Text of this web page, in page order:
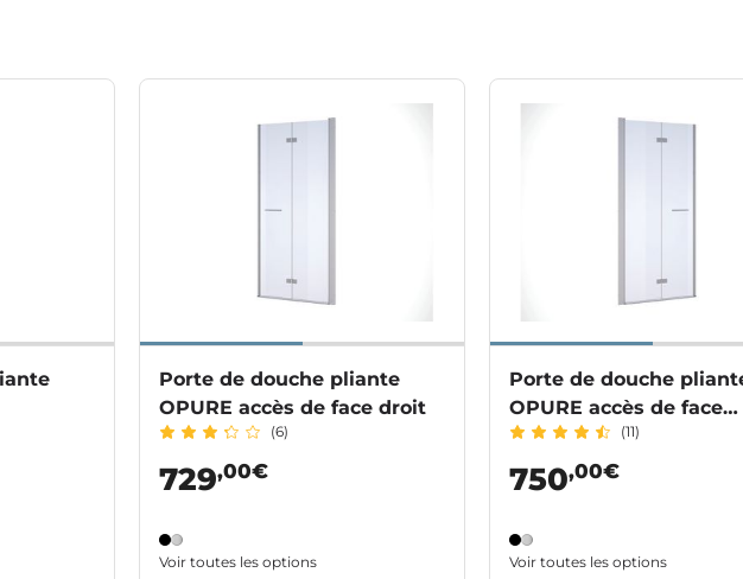
Porte de douche pliante
OPURE accès de face droit
(6)
729,00€
Voir toutes les options
Porte de douche
OPURE accès de face
gauche
(11)
750,00€
Voir toutes les options